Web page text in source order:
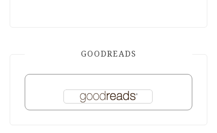
GOODREADS